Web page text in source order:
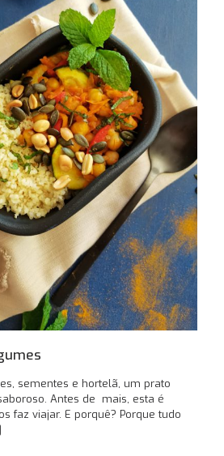
sementes e hortelã, um prato
Antes de mais, esta é
faz viajar. E porquê? Porque tudo